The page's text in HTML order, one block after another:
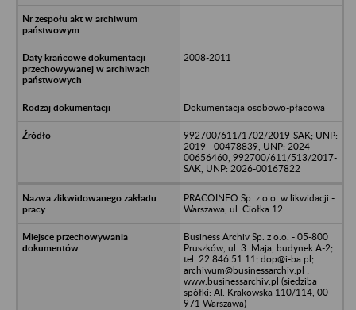
2008-2011
Dokumentacja osobowo-płacowa
992700/611/1702/2019-SAK; UNP:
2019 - 00478839, UNP: 2024-
00656460, 992700/611/513/2017-
SAK, UNP: 2026-00167822
PRACOINFO Sp. z o.o. w likwidacji -
Warszawa, ul. Ciołka 12
Business Archiv Sp. z o.o. - 05-800
Pruszków, ul. 3. Maja, budynek A-2;
tel. 22 846 51 11; dop@i-ba.pl;
archiwum@businessarchiv.pl ;
www.businessarchiv.pl (siedziba
spółki: Al. Krakowska 110/114, 00-
971 Warszawa)